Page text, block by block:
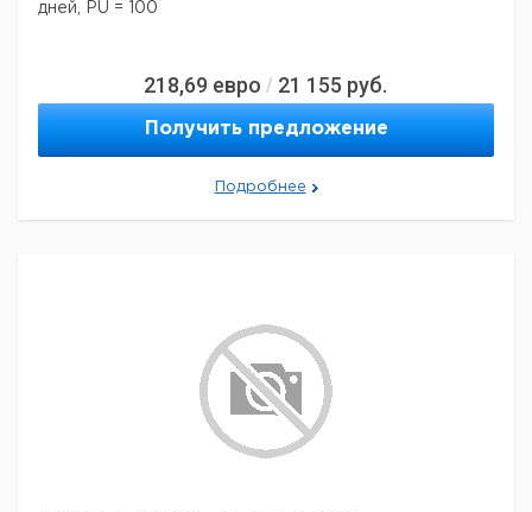
дней, PU = 100
218,69 евро / 21 155 руб.
Получить предложение
Подробнее